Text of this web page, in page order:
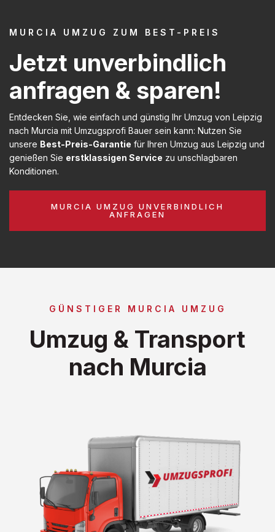
MURCIA UMZUG ZUM BEST-PREIS
Jetzt unverbindlich
anfragen & sparen!
Entdecken Sie, wie einfach und günstig Ihr Umzug von Leipzig
nach Murcia mit Umzugsprofi Bauer sein kann: Nutzen Sie
unsere Best-Preis-Garantie für Ihren Umzug aus Leipzig und
genießen Sie erstklassigen Service zu unschlagbaren
Konditionen.
MURCIA UMZUG UNVERBINDLICH
ANFRAGEN
GÜNSTIGER MURCIA UMZUG
Umzug & Transport
nach Murcia